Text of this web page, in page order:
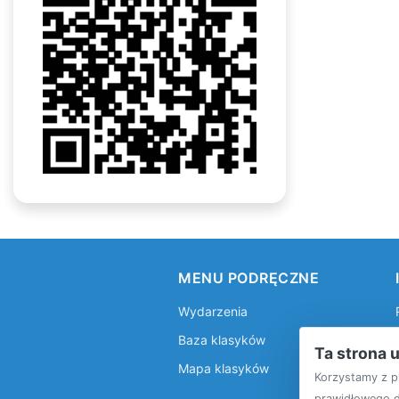
MENU PODRĘCZNE
Wydarzenia
Baza klasyków
Mapa klasyków
Ta strona
Korzystamy z